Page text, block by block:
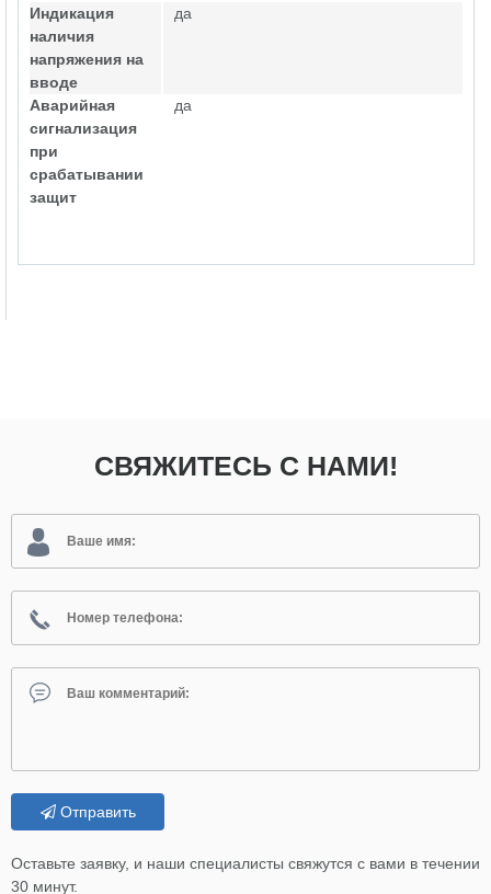
Индикация
наличия
напряжения на
вводе
да
Аварийная
сигнализация
при
срабатывании
защит
да
СВЯЖИТЕСЬ С НАМИ!
Отправить
Оставьте заявку, и наши специалисты свяжутся с вами в течении
30 минут.